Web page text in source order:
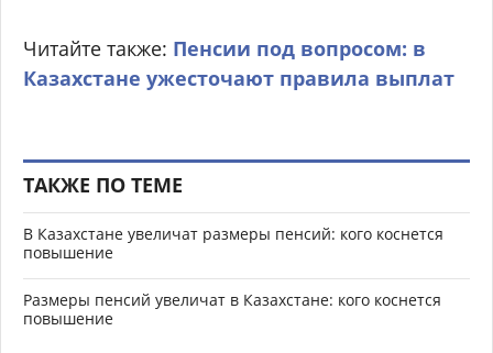
Читайте также: Пенсии под вопросом: в
Казахстане ужесточают правила выплат
ТАКЖЕ ПО ТЕМЕ
В Казахстане увеличат размеры пенсий: кого коснется
повышение
Размеры пенсий увеличат в Казахстане: кого коснется
повышение